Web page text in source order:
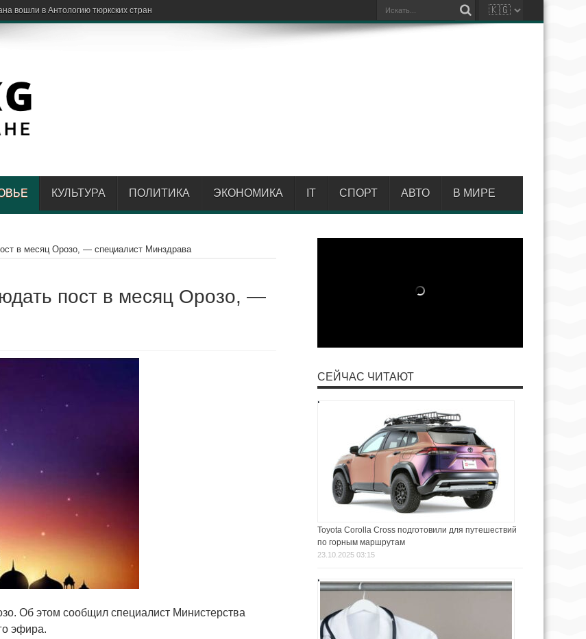
КУЛЬТУРА ПОЛИТИКА ЭКОНОМИКА IT СПОРТ АВТО В МИРЕ
в месяц Орозо, — специалист Минздрава
пост в месяц Орозо, —
Об этом сообщил специалист Министерства
эфира.
СЕЙЧАС ЧИТАЮТ
Toyota Corolla Cross подготовили для путешествий
по горным маршрутам
23.10.2025 03:15